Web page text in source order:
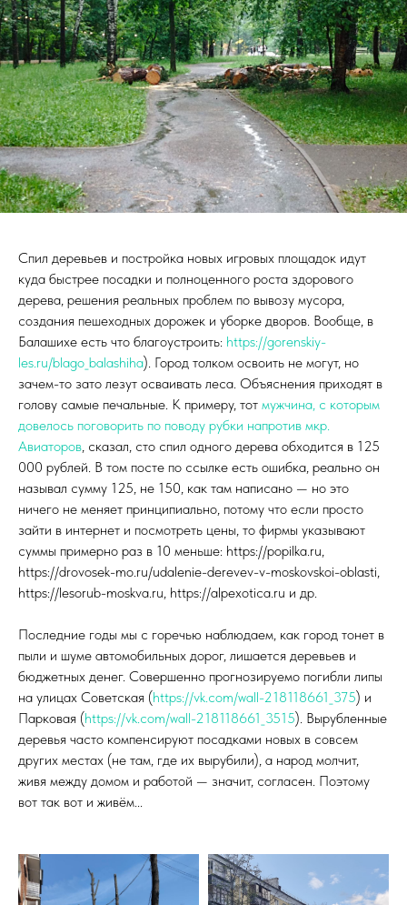
Спил деревьев и постройка новых игровых площадок идут
куда быстрее посадки и полноценного роста здорового
дерева, решения реальных проблем по вывозу мусора,
создания пешеходных дорожек и уборке дворов. Вообще, в
Балашихе есть что благоустроить: https://gorenskiy-
les.ru/blago_balashiha). Город толком освоить не могут, но
зачем-то зато лезут осваивать леса. Объяснения приходят в
голову самые печальные. К примеру, тот мужчина, с которым
довелось поговорить по поводу рубки напротив мкр.
Авиаторов, сказал, сто спил одного дерева обходится в 125
000 рублей. В том посте по ссылке есть ошибка, реально он
называл сумму 125, не 150, как там написано — но это
ничего не меняет принципиально, потому что если просто
зайти в интернет и посмотреть цены, то фирмы указывают
суммы примерно раз в 10 меньше: https://popilka.ru,
https://drovosek-mo.ru/udalenie-derevev-v-moskovskoi-oblasti,
https://lesorub-moskva.ru, https://alpexotica.ru и др.
Последние годы мы с горечью наблюдаем, как город тонет в
пыли и шуме автомобильных дорог, лишается деревьев и
бюджетных денег. Совершенно прогнозируемо погибли липы
на улицах Советская (https://vk.com/wall-218118661_375) и
Парковая (https://vk.com/wall-218118661_3515). Вырубленные
деревья часто компенсируют посадками новых в совсем
других местах (не там, где их вырубили), а народ молчит,
живя между домом и работой — значит, согласен. Поэтому
вот так вот и живём...